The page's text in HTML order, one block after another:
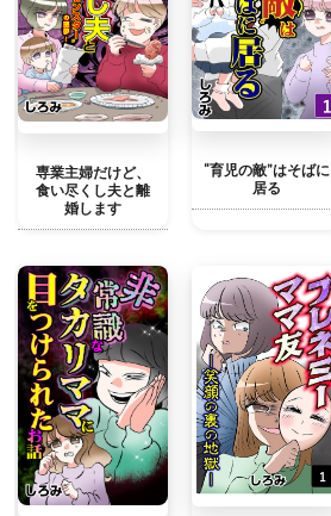
専業主婦だけど、
食い尽くし夫と離
婚します
“育児の敵”はそばに
居る